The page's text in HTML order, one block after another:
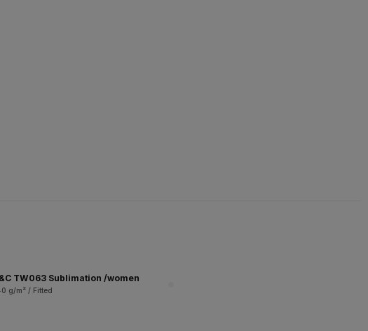
TW063 Sublimation /women
g/m² / Fitted